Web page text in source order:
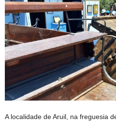
A localidade de Aruil, na freguesia